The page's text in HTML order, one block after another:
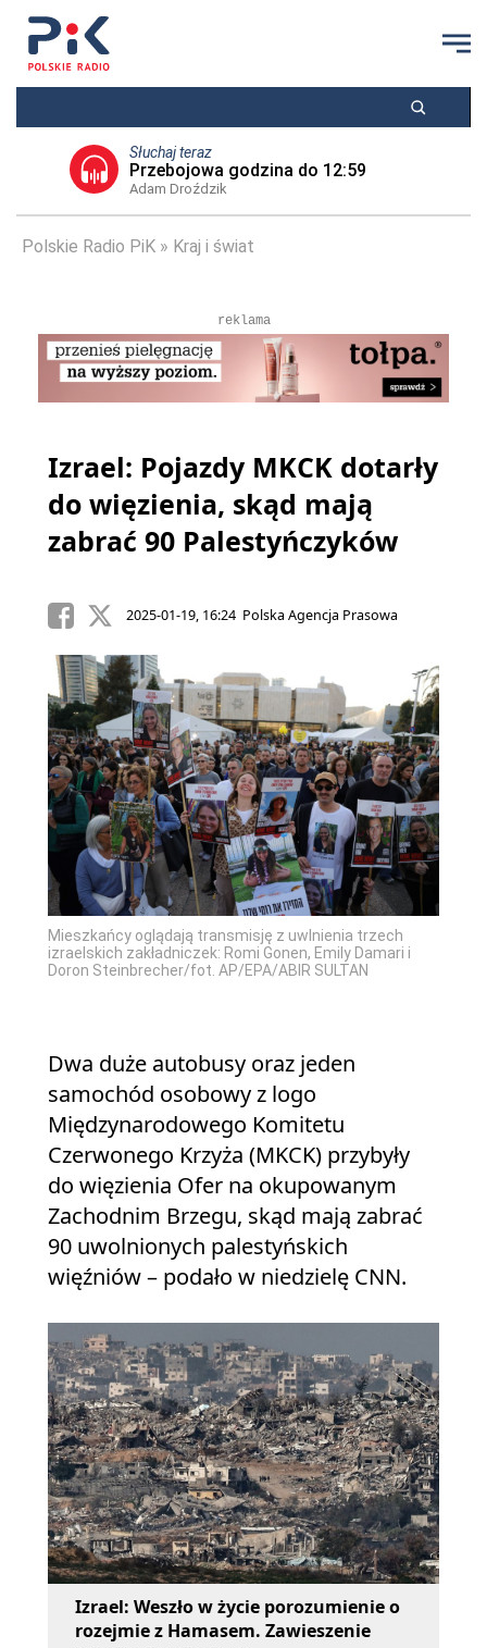
Słuchaj teraz
Przebojowa godzina do 12:59
Adam Droździk
Polskie Radio PiK Kraj i świat
reklama
Izrael: Pojazdy MKCK dotarły
do więzienia, skąd mają
zabrać 90 Palestyńczyków
2025-01-19, 16:24 Polska Agencja Prasowa
Mieszkańcy oglądają transmisję z uwlnienia trzech
izraelskich zakładniczek: Romi Gonen, Emily Damari i
Doron Steinbrecher/fot. AP/EPA/ABIR SULTAN
Dwa duże autobusy oraz jeden
samochód osobowy z logo
Międzynarodowego Komitetu
Czerwonego Krzyża (MKCK) przybyły
do więzienia Ofer na okupowanym
Zachodnim Brzegu, skąd mają zabrać
90 uwolnionych palestyńskich
więźniów – podało w niedzielę CNN.
Izrael: Weszło w życie porozumienie o
rozejmie z Hamasem. Zawieszenie